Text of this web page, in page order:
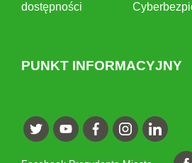
dostępności
PUNKT INFORMACYJNY